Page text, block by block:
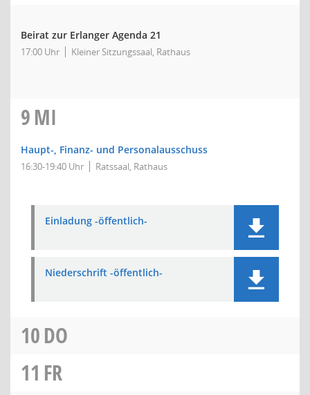
Beirat zur Erlanger Agenda 21
17:00 Uhr Kleiner Sitzungssaal, Rathaus
9MI
Haupt-, Finanz- und Personalausschuss
16:30-19:40 Uhr Ratssaal, Rathaus
Einladung -öffentlich-
Niederschrift -öffentlich-
10DO
11 FR